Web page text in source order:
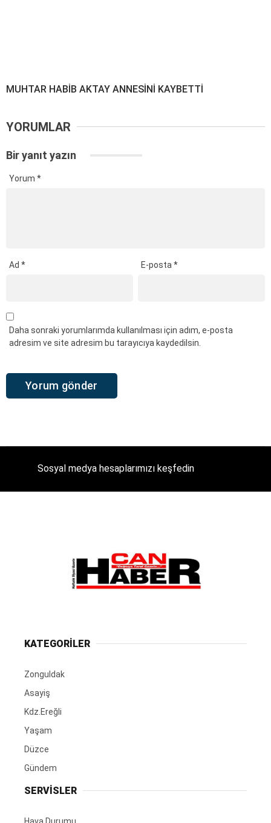
MUHTAR HABİB AKTAY ANNESİNİ KAYBETTİ
YORUMLAR
Bir yanıt yazın
Yorum *
Ad * E-posta*
Daha sonraki yorumlarımda kullanılması için adım, e-posta
adresim ve site adresim bu tarayıcıya kaydedilsin.
Sosyal medya hesaplarımızı keşfedin
KATEGORİLER
Zonguldak
Asayiş
Kdz.Ereğli
Yaşam
Düzce
Gündem
SERVİSLER